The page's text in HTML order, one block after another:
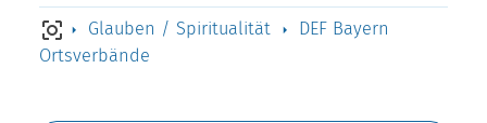
Glauben / Spiritualität
DEF Bayern
Ortsverbände